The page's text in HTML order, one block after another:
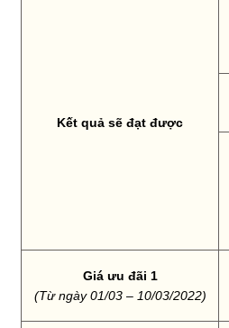
Kết quả sẽ đạt được
Giá ưu đãi 1
(Từ ngày 01/03 – 10/03/2022)